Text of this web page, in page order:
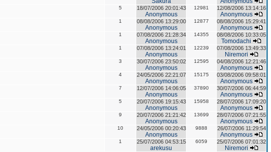
5 18/07/2006 20:01:43
Anonymous
12981 12/08/2006 13:14:16
Anonymous
1 08/08/2006 13:29:00
Anonymous
12877 08/08/2006 15:29:41
Anonymous
1 07/08/2006 21:28:34
Anonymous
14355 08/08/2006 10:33:05
Tomodachi
1 07/08/2006 13:24:01
Anonymous
12239 07/08/2006 13:49:33
Niremori
3 30/07/2006 23:50:02
Anonymous
12595 04/08/2006 12:21:46
Anonymous
4 24/05/2006 22:21:07
Anonymous
15175 03/08/2006 09:58:01
Anonymous
7 12/07/2006 14:06:05
Anonymous
37890 30/07/2006 06:44:59
Anonymous
5 20/07/2006 19:15:43
Anonymous
15958 28/07/2006 17:09:20
Anonymous
9 20/07/2006 21:21:42
Anonymous
13699 28/07/2006 07:21:55
Anonymous
10 24/05/2006 00:20:43
Anonymous
9888 26/07/2006 11:29:54
Anonymous
1 25/07/2006 04:53:15
arekusu
6059 25/07/2006 07:01:32
Niremori